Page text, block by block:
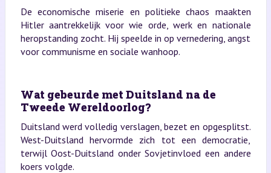
De economische miserie en politieke chaos maakten
Hitler aantrekkelijk voor wie orde, werk en nationale
heropstanding zocht. Hij speelde in op vernedering, angst
voor communisme en sociale wanhoop.
Wat gebeurde met Duitsland na de
Tweede Wereldoorlog?
Duitsland werd volledig verslagen, bezet en opgesplitst.
West-Duitsland hervormde zich tot een democratie,
terwijl Oost-Duitsland onder Sovjetinvloed een andere
koers volgde.